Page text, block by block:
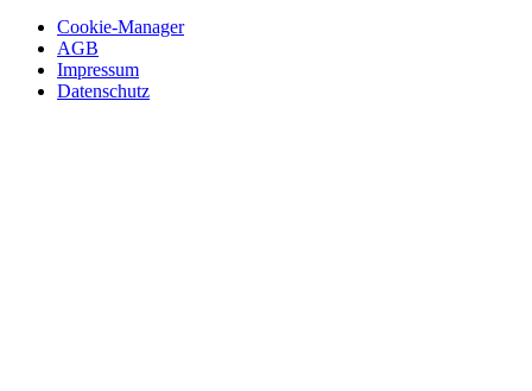
Cookie-Manager
AGB
Impressum
Datenschutz